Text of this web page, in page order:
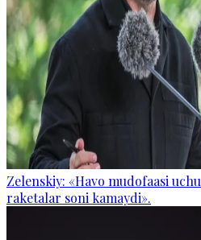
Zelenskiy: «Havo mudofaasi
raketalar soni kamaydi».